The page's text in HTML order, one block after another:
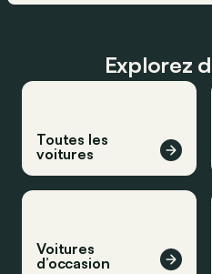
Explorez
Toutes les
voitures
Voitures
d’occasion